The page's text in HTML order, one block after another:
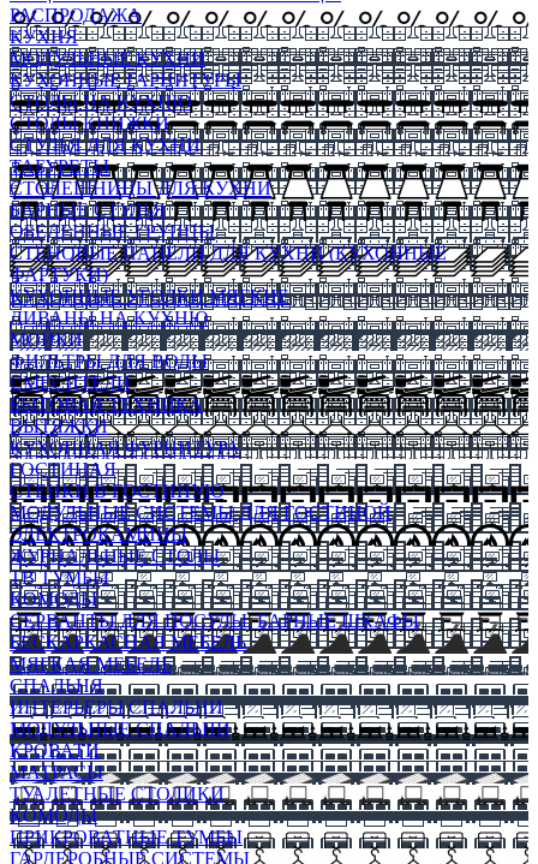
РАСПРОДАЖА
КУХНЯ
МОДУЛЬНЫЕ КУХНИ
КУХОННЫЕ ГАРНИТУРЫ
СТОЛЫ НА КУХНЮ
СТОЛЫ КНИЖКИ
СТУЛЬЯ ДЛЯ КУХНИ
ТАБУРЕТЫ
СТОЛЕШНИЦЫ ДЛЯ КУХНИ
БАРНЫЕ СТУЛЬЯ
ОБЕДЕННЫЕ ГРУППЫ
СТЕНОВЫЕ ПАНЕЛИ ДЛЯ КУХНИ (КУХОННЫЕ
ФАРТУКИ)
КУХОННЫЕ УГОЛКИ МЯГКИЕ
ДИВАНЫ НА КУХНЮ
МОЙКИ
ФИЛЬТРЫ ДЛЯ ВОДЫ
СМЕСИТЕЛИ
БЫТОВАЯ ТЕХНИКА
ВЫТЯЖКИ
КУХОННАЯ ФУРНИТУРА
ГОСТИНАЯ
СТЕНКИ В ГОСТИНУЮ
МОДУЛЬНЫЕ СИСТЕМЫ ДЛЯ ГОСТИНОЙ
ЭЛЕКТРОКАМИНЫ
ЖУРНАЛЬНЫЕ СТОЛЫ
ТВ ТУМБЫ
КОМОДЫ
СЕРВАНТЫ ДЛЯ ПОСУДЫ, БАРНЫЕ ШКАФЫ
БЕСКАРКАСНАЯ МЕБЕЛЬ
МЯГКАЯ МЕБЕЛЬ
СПАЛЬНЯ
ИНТЕРЬЕРЫ СПАЛЬНИ
МОДУЛЬНЫЕ СПАЛЬНИ
КРОВАТИ
МАТРАСЫ
ТУАЛЕТНЫЕ СТОЛИКИ
КОМОДЫ
ПРИКРОВАТНЫЕ ТУМБЫ
ГАРДЕРОБНЫЕ СИСТЕМЫ